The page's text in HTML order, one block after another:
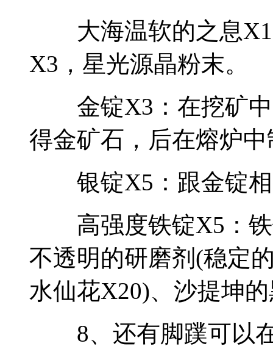
大海温软的之息X1
X3，星光源晶粉末。
金锭X3：在挖矿中
得金矿石，后在熔炉
银锭X5：跟金锭相
高强度铁锭X5：铁
不透明的研磨剂(稳定
水仙花X20)、沙提坤
8、还有脚蹼可以在